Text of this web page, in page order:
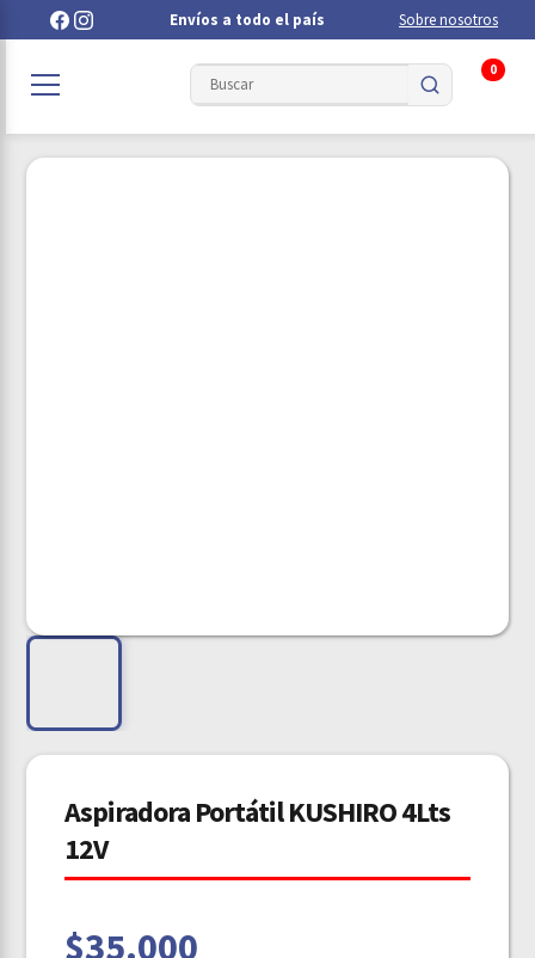
Envíos a todo el país Sobre nosotros
0
Aspiradora Portátil KUSHIRO 4Lts
12V
$35.000